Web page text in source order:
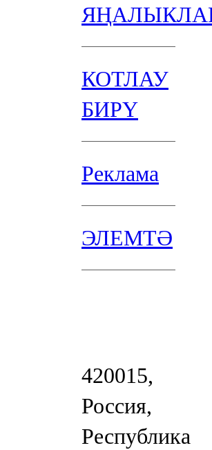
КОТЛАУ
БИРҮ
Реклама
ЭЛЕМТӘ
420015,
Россия,
Республика